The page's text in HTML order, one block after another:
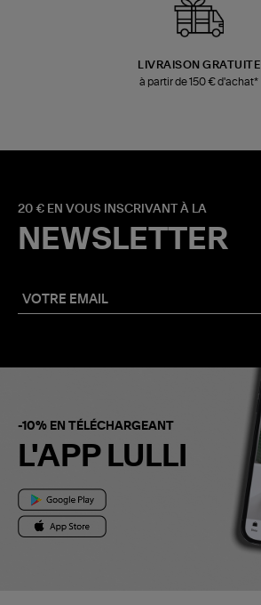
LIVRAISON GRATUITE
à partir de 150 € d'achat*
20 € EN VOUS INSCRIVANT À LA
NEWSLETTER
-10% EN TÉLÉCHARGEANT
L'APP LULLI